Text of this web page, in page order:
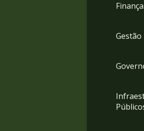
Gestão